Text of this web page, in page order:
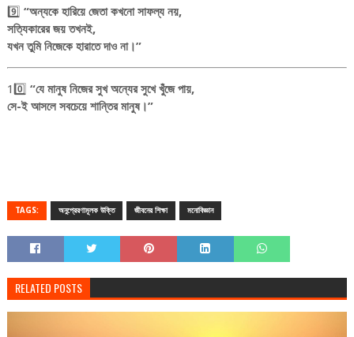
9️⃣ “অন্যকে হারিয়ে জেতা কখনো সাফল্য নয়,
সত্যিকারের জয় তখনই,
যখন তুমি নিজেকে হারাতে দাও না।”
10️⃣ “যে মানুষ নিজের সুখ অন্যের সুখে খুঁজে পায়,
সে-ই আসলে সবচেয়ে শান্তির মানুষ।”
TAGS: অনুপ্রেরণামূলক উক্তি জীবনের শিক্ষা মনোবিজ্ঞান
RELATED POSTS